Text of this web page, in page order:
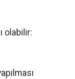
olabilir: